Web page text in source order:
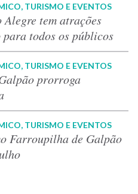
TURISMO E EVENTOS
tem atrações
todos os públicos
TURISMO E EVENTOS
prorroga
TURISMO E EVENTOS
Farroupilha de Galpão